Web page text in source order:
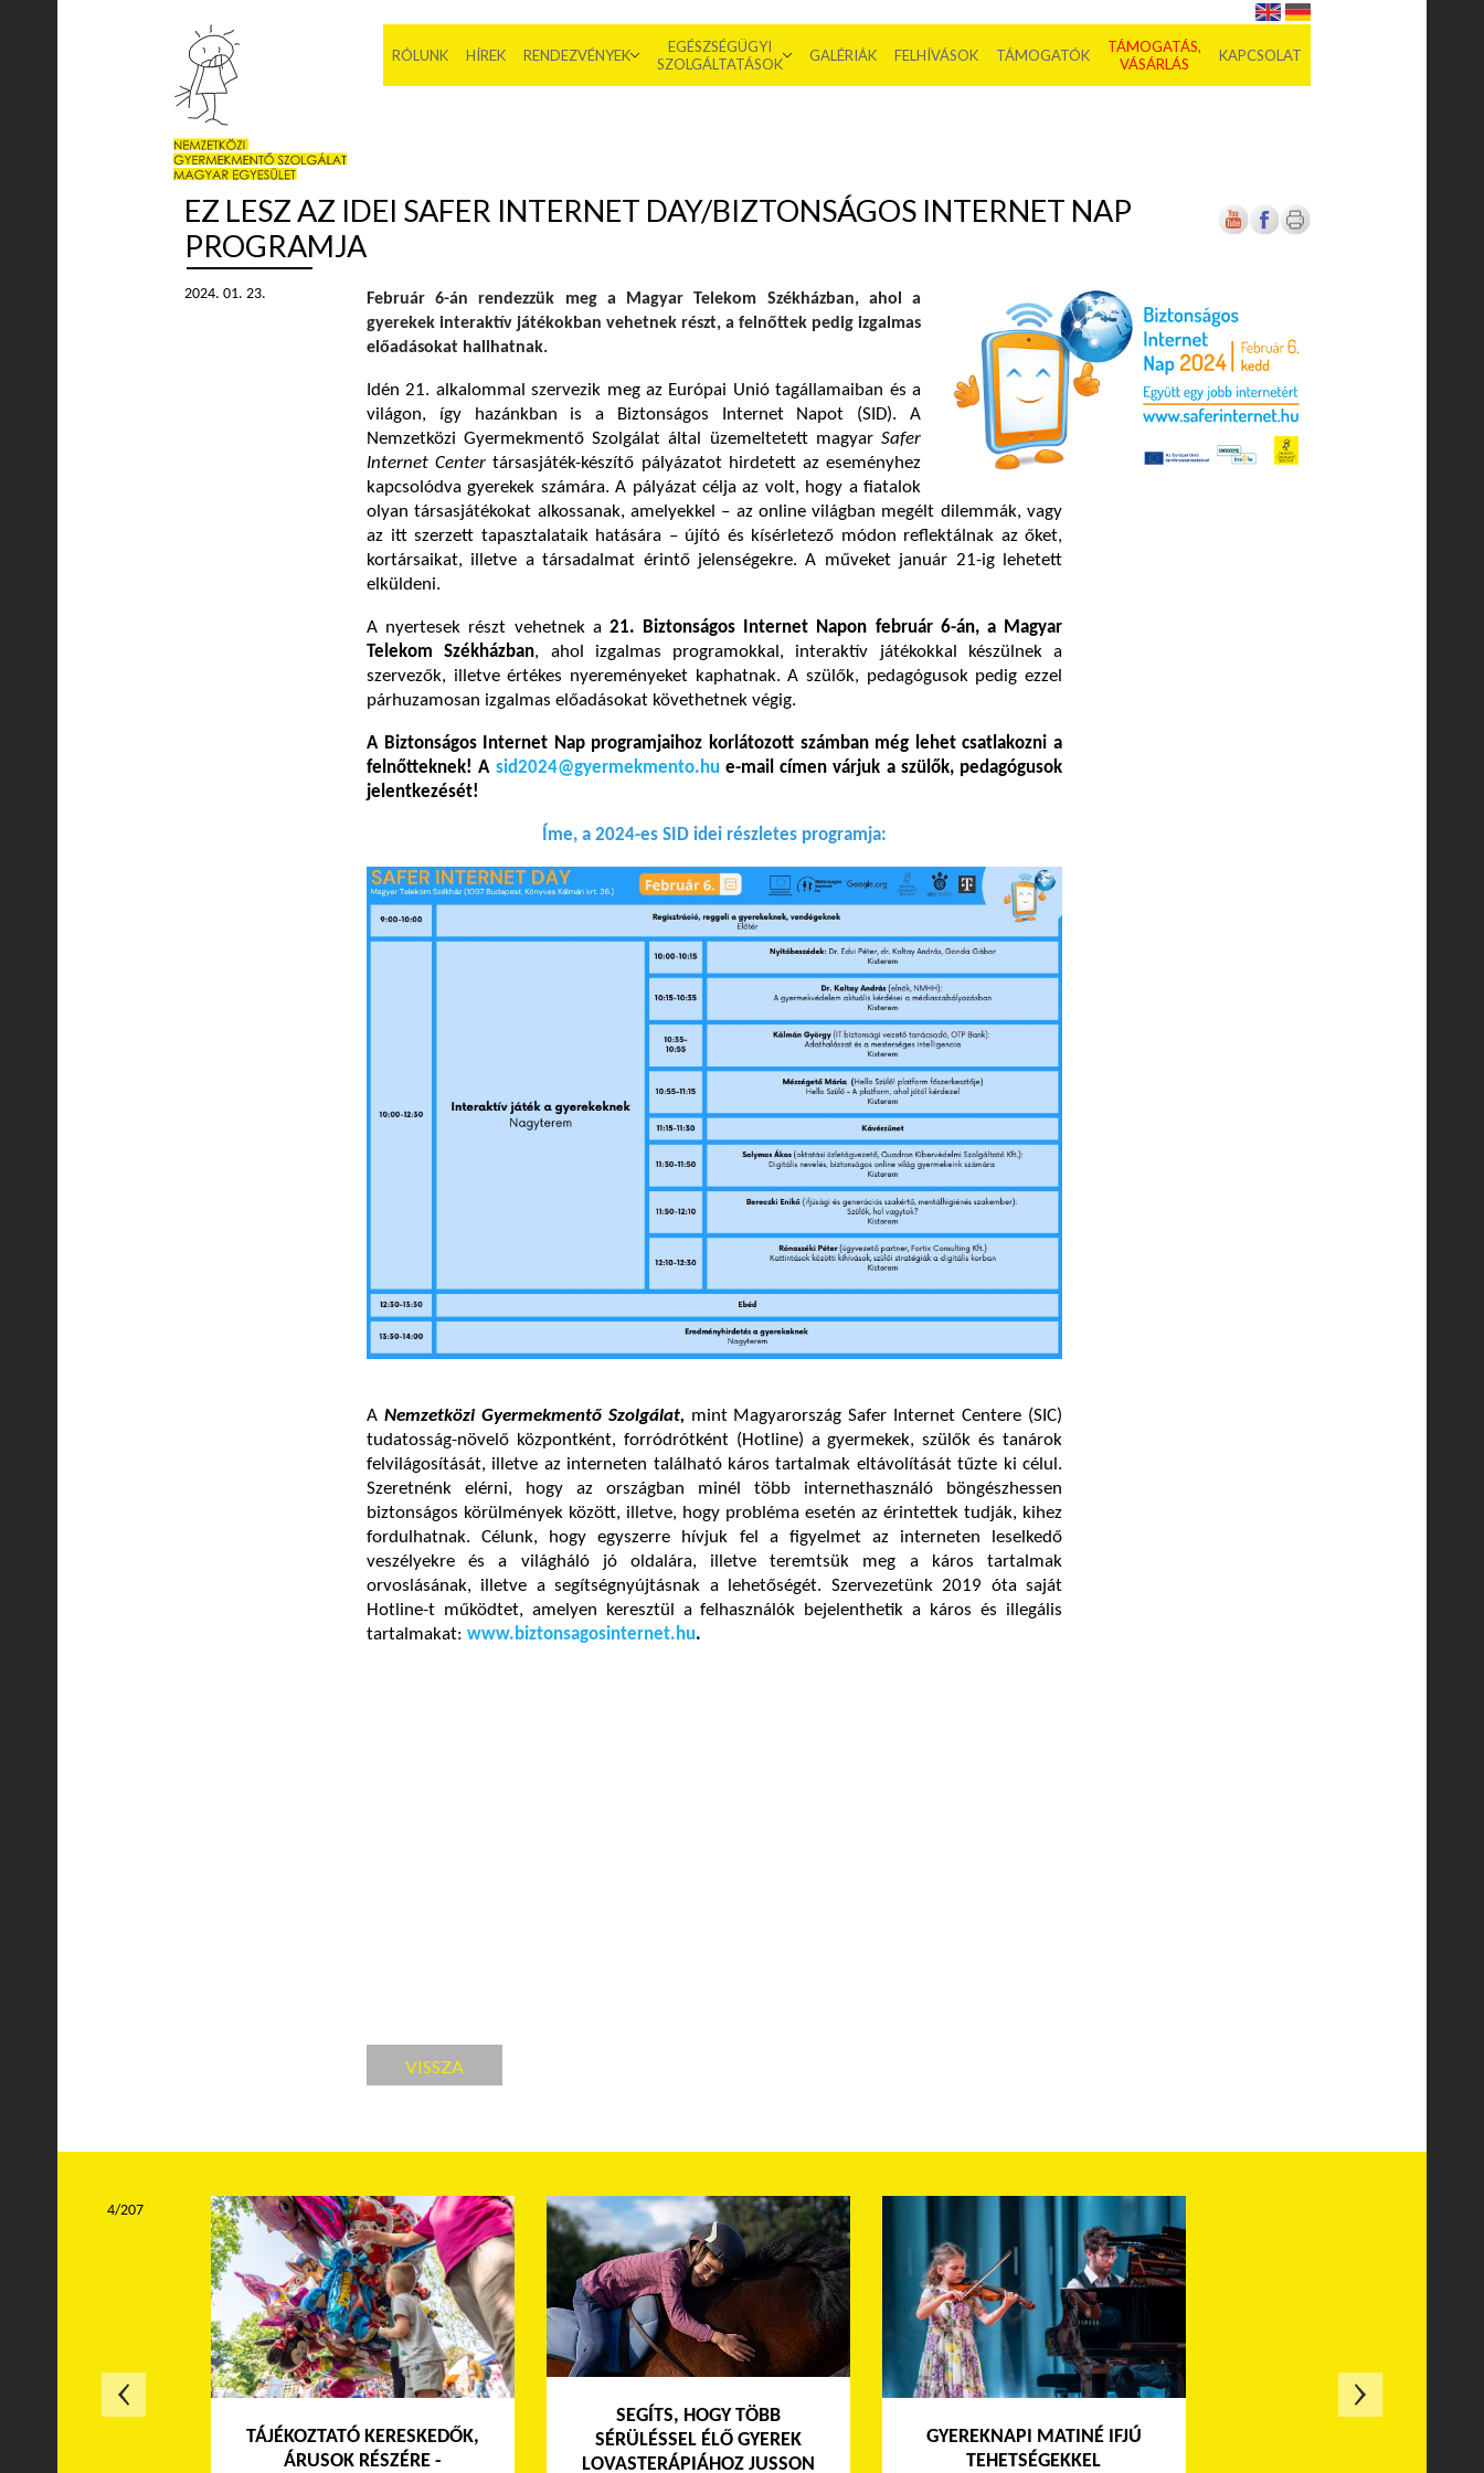
RÓLUNK HÍREK RENDEZVÉNYEK
EGÉSZSÉGÜGYI
SZOLGÁLTATÁSOK
GALÉRIÁK FELHÍVÁSOK TÁMOGATÓK
TÁMOGATÁS,
VÁSÁRLÁS
KAPCSOLAT
EZ LESZ AZ IDEI SAFER INTERNET DAY/BIZTONSÁGOS INTERNET NAP
PROGRAMJA
2024. 01. 23.
Február 6-án rendezzük meg a Magyar Telekom Székházban, ahol a
gyerekek interaktív játékokban vehetnek részt, a felnőttek pedig izgalmas
előadásokat hallhatnak.
Idén 21. alkalommal szervezik meg az Európai Unió tagállamaiban és a
világon, így hazánkban is a Biztonságos Internet Napot (SID). A
Nemzetközi Gyermekmentő Szolgálat által üzemeltetett magyar Safer
Internet Center társasjáték-készítő pályázatot hirdetett az eseményhez
kapcsolódva gyerekek számára. A pályázat célja az volt, hogy a fiatalok
olyan társasjátékokat alkossanak, amelyekkel – az online világban megélt dilemmák, vagy
az itt szerzett tapasztalataik hatására – újító és kísérletező módon reflektálnak az őket,
kortársaikat, illetve a társadalmat érintő jelenségekre. A műveket január 21-ig lehetett
elküldeni.
A nyertesek részt vehetnek a 21. Biztonságos Internet Napon február 6-án, a Magyar
Telekom Székházban, ahol izgalmas programokkal, interaktív játékokkal készülnek a
szervezők, illetve értékes nyereményeket kaphatnak. A szülők, pedagógusok pedig ezzel
párhuzamosan izgalmas előadásokat követhetnek végig.
A Biztonságos Internet Nap programjaihoz korlátozott számban még lehet csatlakozni a
felnőtteknek! A sid2024@gyermekmento.hu e-mail címen várjuk a szülők, pedagógusok
jelentkezését!
Íme, a 2024-es SID idei részletes programja:
A Nemzetközi Gyermekmentő Szolgálat, mint Magyarország Safer Internet Centere (SIC)
tudatosság-növelő központként, forródrótként (Hotline) a gyermekek, szülők és tanárok
felvilágosítását, illetve az interneten található káros tartalmak eltávolítását tűzte ki célul.
Szeretnénk elérni, hogy az országban minél több internethasználó böngészhessen
biztonságos körülmények között, illetve, hogy probléma esetén az érintettek tudják, kihez
fordulhatnak. Célunk, hogy egyszerre hívjuk fel a figyelmet az interneten leselkedő
veszélyekre és a világháló jó oldalára, illetve teremtsük meg a káros tartalmak
orvoslásának, illetve a segítségnyújtásnak a lehetőségét. Szervezetünk 2019 óta saját
Hotline-t működtet, amelyen keresztül a felhasználók bejelenthetik a káros és illegális
tartalmakat: www.biztonsagosinternet.hu.
VISSZA
TÁJÉKOZTATÓ KERESKEDŐK,
ÁRUSOK RÉSZÉRE -
SEGÍTS, HOGY TÖBB
SÉRÜLÉSSEL ÉLŐ GYEREK
LOVASTERÁPIÁHOZ JUSSON
GYEREKNAPI MATINÉ IFJÚ
TEHETSÉGEKKEL
4/207